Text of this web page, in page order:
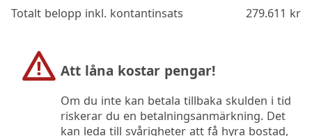
Totalt belopp inkl. kontantinsats
279.611 kr
Att låna kostar pengar!
Om du inte kan betala tillbaka skulden i tid
riskerar du en betalningsanmärkning. Det
kan leda till svårigheter att få hyra bostad,